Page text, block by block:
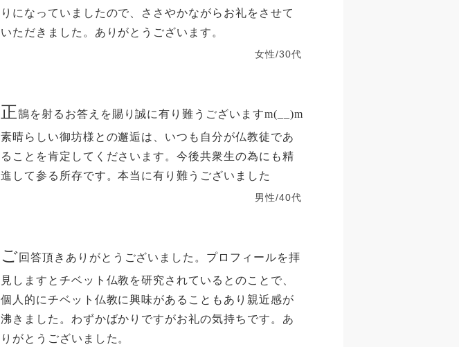
りになっていましたので、ささやかながらお礼をさせて
いただきました。ありがとうございます。
女性/30代
正鵠を射るお答えを賜り誠に有り難うございますm(__)m
素晴らしい御坊様との邂逅は、いつも自分が仏教徒であ
ることを肯定してくださいます。今後共衆生の為にも精
進して参る所存です。本当に有り難うございました
男性/40代
ご回答頂きありがとうございました。プロフィールを拝
見しますとチベット仏教を研究されているとのことで、
個人的にチベット仏教に興味があることもあり親近感が
沸きました。わずかばかりですがお礼の気持ちです。あ
りがとうございました。